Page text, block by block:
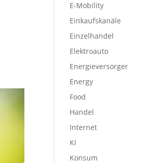
E-Mobility
Einkaufskanäle
Einzelhandel
Elektroauto
Energieversorger
Energy
Food
Handel
Internet
KI
Konsum